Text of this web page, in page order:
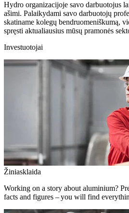
Hydro organizacijoje savo darbuotojus
ašimi. Palaikydami savo darbuotojų
skatiname kolegų bendruomeniškumą,
spręsti aktualiausius mūsų pramonės
Investuotojai
Žiniasklaida
Working on a story about aluminium?
facts and figures – you will find